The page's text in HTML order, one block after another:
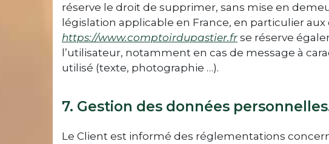
réserve le droit de supprimer, sans mise en
législation applicable en France, en particulier
https://www.comptoirdupastier.fr se réserve
l’utilisateur, notamment en cas de message à
utilisé (texte, photographie …).
7. Gestion des données
Le Client est informé des réglementations